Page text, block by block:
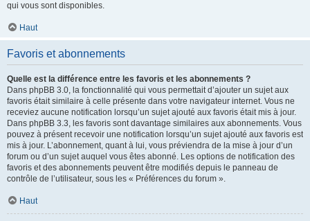
qui vous sont disponibles.
Haut
Favoris et abonnements
Quelle est la différence entre les favoris et les abonnements ?
Dans phpBB 3.0, la fonctionnalité qui vous permettait d’ajouter un sujet aux
favoris était similaire à celle présente dans votre navigateur internet. Vous ne
receviez aucune notification lorsqu’un sujet ajouté aux favoris était mis à jour.
Dans phpBB 3.3, les favoris sont davantage similaires aux abonnements. Vous
pouvez à présent recevoir une notification lorsqu’un sujet ajouté aux favoris est
mis à jour. L’abonnement, quant à lui, vous préviendra de la mise à jour d’un
forum ou d’un sujet auquel vous êtes abonné. Les options de notification des
favoris et des abonnements peuvent être modifiés depuis le panneau de
contrôle de l’utilisateur, sous les « Préférences du forum ».
Haut